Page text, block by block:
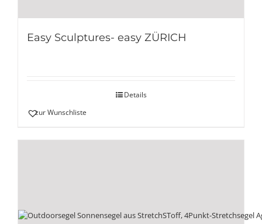
Easy Sculptures- easy ZÜRICH
Details
zur Wunschliste